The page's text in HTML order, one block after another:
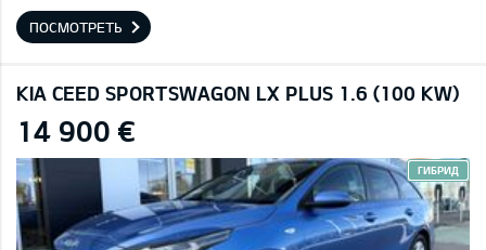
ПОСМОТРЕТЬ
KIA CEED SPORTSWAGON LX PLUS 1.6 (100 KW)
14 900 €
ГИБРИД